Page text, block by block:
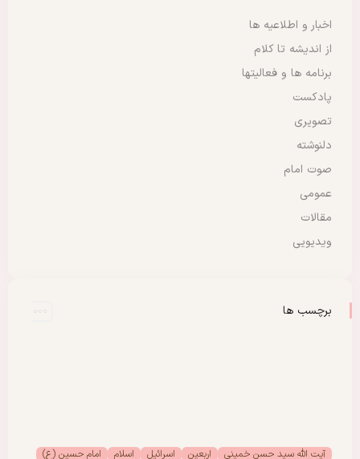
اخبار و اطلاعیه ها
از اندیشه تا کلام
برنامه ها و فعالیتها
پادکست
تصویری
دلنوشته
صوت امام
عمومی
مقالات
ویدیویی
برچسب ها
آیت الله سید حسن خمینی اربعین اسرائیل اسلام
امام حسین (ع)